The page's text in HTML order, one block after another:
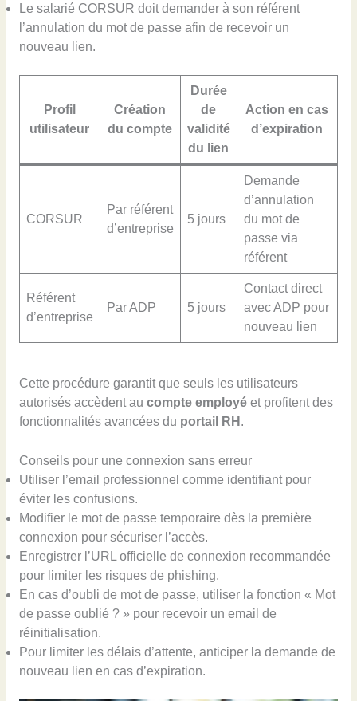
Le salarié CORSUR doit demander à son référent
l’annulation du mot de passe afin de recevoir un
nouveau lien.
Profil
utilisateur
Création
du compte
Durée
de
validité
du lien
Action en cas
d’expiration
CORSUR
Par référent
d’entreprise
5 jours
Demande
d’annulation
du mot de
passe via
référent
Référent
d’entreprise
Par ADP 5 jours
Contact direct
avec ADP pour
nouveau lien
Cette procédure garantit que seuls les utilisateurs
autorisés accèdent au compte employéet profitent des
fonctionnalités avancées du portail RH .
Conseils pour une connexion sans erreur
Utiliser l’email professionnel comme identifiant pour
éviter les confusions.
Modifier le mot de passe temporaire dès la première
connexion pour sécuriser l’accès.
Enregistrer l’URL officielle de connexion recommandée
pour limiter les risques de phishing.
En cas d’oubli de mot de passe, utiliser la fonction « Mot
de passe oublié ? » pour recevoir un email de
réinitialisation.
Pour limiter les délais d’attente, anticiper la demande de
nouveau lien en cas d’expiration.